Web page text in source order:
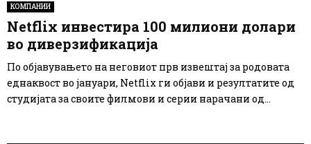
КОМПАНИИ
Netflix инвестира 100 милиони долари
во диверзификација
По објавувањето на неговиот прв извештај за родовата
еднаквост во јануари, Netflix ги објави и резултатите од
студијата за своите филмови и серии нарачани од...